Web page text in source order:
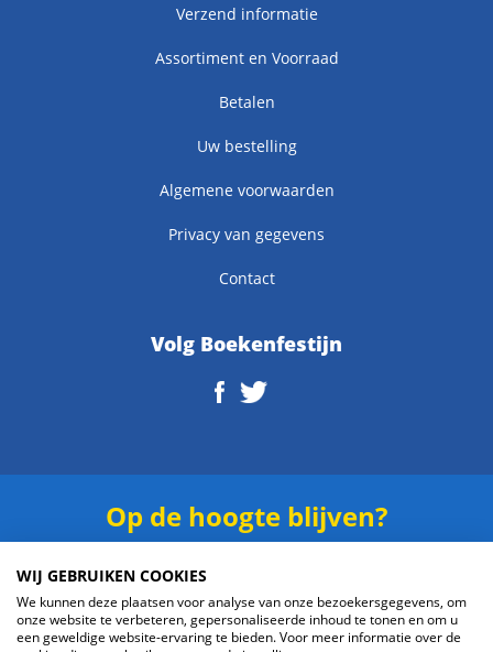
Verzend informatie
Assortiment en Voorraad
Betalen
Uw bestelling
Algemene voorwaarden
Privacy van gegevens
Contact
Volg Boekenfestijn
Op de hoogte blijven?
WIJ GEBRUIKEN COOKIES
We kunnen deze plaatsen voor analyse van onze bezoekersgegevens, om
onze website te verbeteren, gepersonaliseerde inhoud te tonen en om u
een geweldige website-ervaring te bieden. Voor meer informatie over de